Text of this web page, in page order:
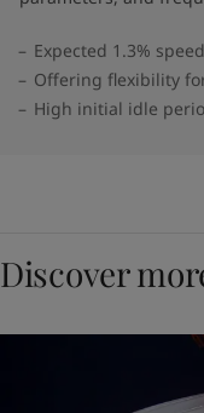
Expected 1.3%
Offering flexibility
High initial idle
Discover